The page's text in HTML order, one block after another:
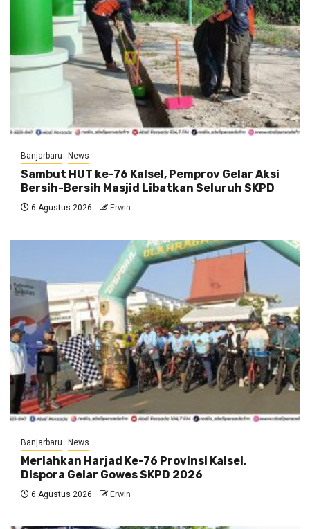
Banjarbaru News
Sambut HUT ke-76 Kalsel, Pemprov Gelar Aksi
Bersih-Bersih Masjid Libatkan Seluruh SKPD
6 Agustus 2026 Erwin
Banjarbaru News
Meriahkan Harjad Ke-76 Provinsi Kalsel,
Dispora Gelar Gowes SKPD 2026
6 Agustus 2026 Erwin